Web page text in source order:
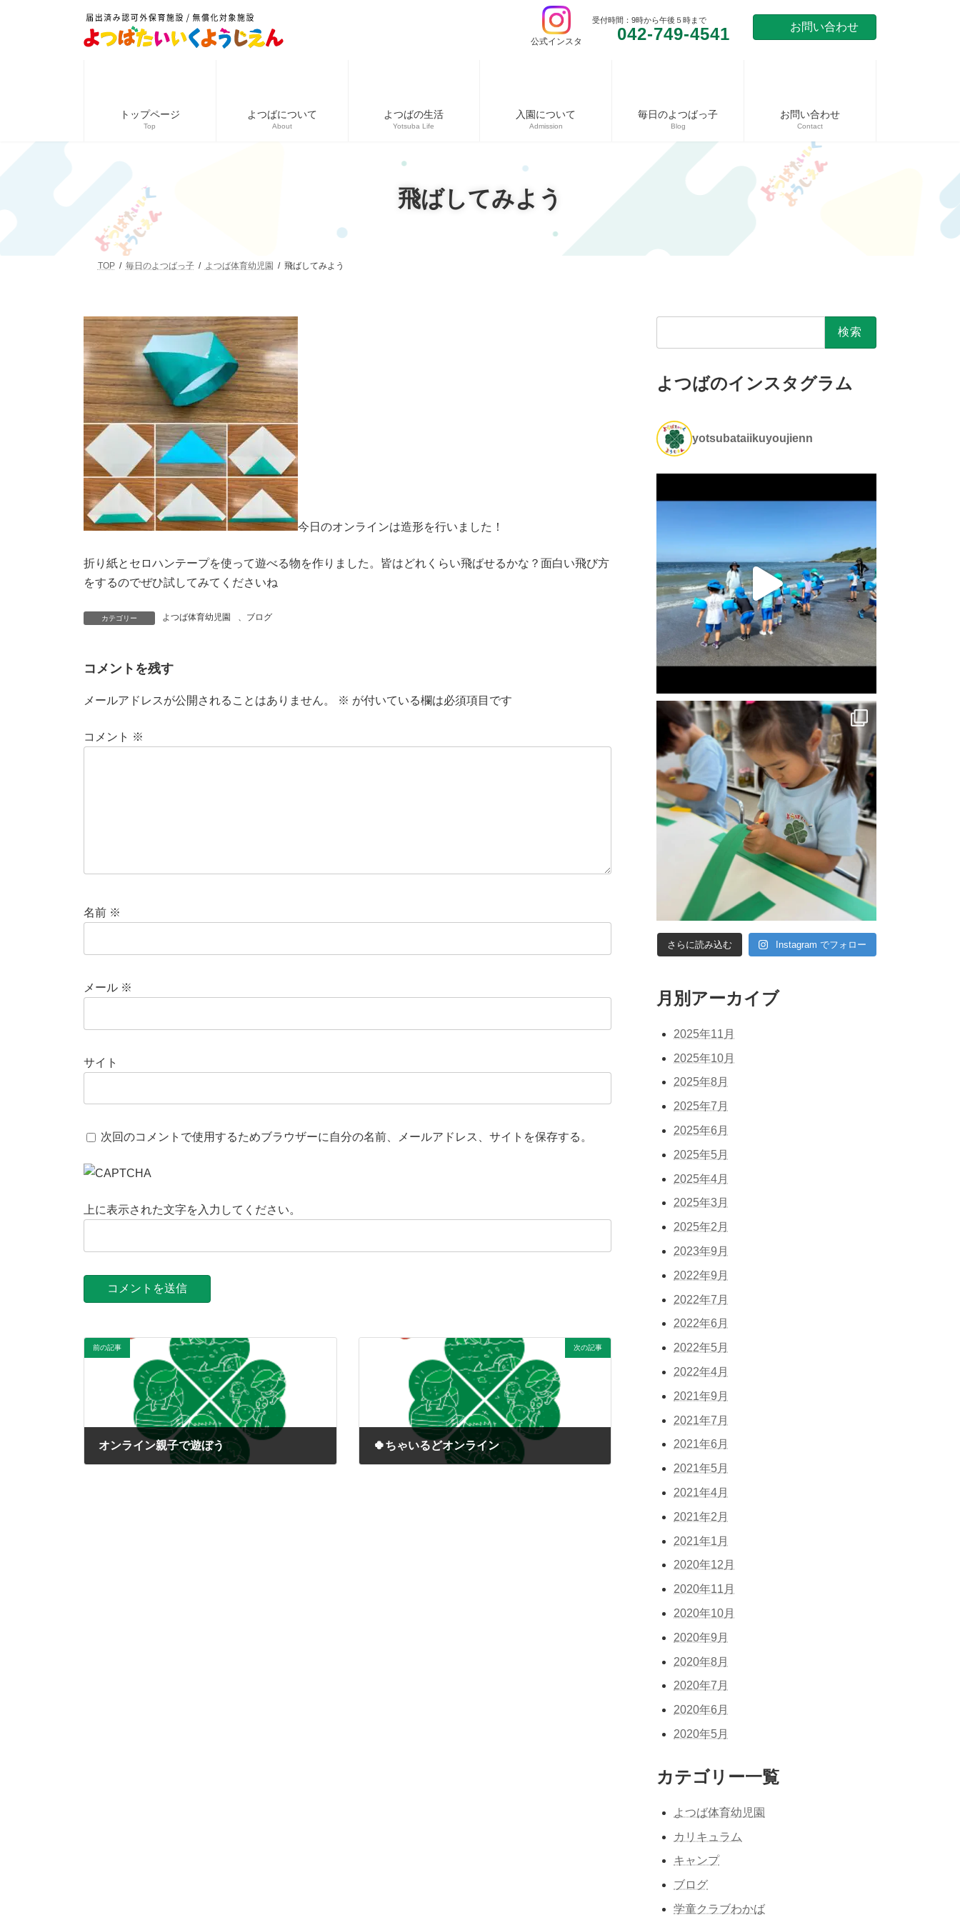
公式インスタ
受付時間：9時から午後５時まで
042-749-4541 お問い合わせ
トップページ
Top
よつばについて
About
よつばの生活
Yotsuba Life
入園について
Admission
毎日のよつばっ子
Blog
お問い合わせ
Contact
飛ばしてみよう
TOP 毎日のよつばっ子 よつば体育幼児園 飛ばしてみよう
今日のオンラインは造形を行いました！
折り紙とセロハンテープを使って遊べる物を作りました。皆はどれくらい飛ばせるかな？面白い飛び方
をするのでぜひ試してみてくださいね
カテゴリー よつば体育幼児園 ブログ
コメントを残す
メールアドレスが公開されることはありません。 ※ が付いている欄は必須項目です
コメント ※
名前 ※
メール ※
サイト
次回のコメントで使用するためブラウザーに自分の名前、メールアドレス、サイトを保存する。
上に表示された文字を入力してください。
前の記事
オンライン親子で遊ぼう
次の記事
🍀ちゃいるどオンライン
よつばのインスタグラム
yotsubataiikuyoujienn
さらに読み込む Instagram でフォロー
月別アーカイブ
2025年11月
2025年10月
2025年8月
2025年7月
2025年6月
2025年5月
2025年4月
2025年3月
2025年2月
2023年9月
2022年9月
2022年7月
2022年6月
2022年5月
2022年4月
2021年9月
2021年7月
2021年6月
2021年5月
2021年4月
2021年2月
2021年1月
2020年12月
2020年11月
2020年10月
2020年9月
2020年8月
2020年7月
2020年6月
2020年5月
カテゴリー一覧
よつば体育幼児園
カリキュラム
キャンプ
ブログ
学童クラブわかば